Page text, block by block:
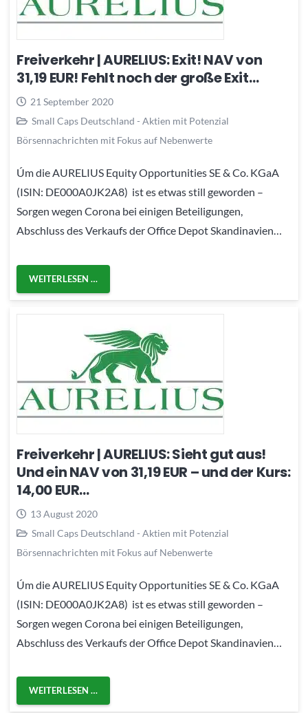
Freiverkehr | AURELIUS: Exit! NAV von
31,19 EUR! Fehlt noch der große Exit…
21 September 2020
Small Caps Deutschland - Aktien mit Potenzial
Börsennachrichten mit Fokus auf Nebenwerte
Úm die AURELIUS Equity Opportunities SE & Co. KGaA
(ISIN: DE000A0JK2A8) ist es etwas still geworden –
Sorgen wegen Corona bei einigen Beteiligungen,
Abschluss des Verkaufs der Office Depot Skandinavien…
WEITERLESEN …
Freiverkehr | AURELIUS: Sieht gut aus!
Und ein NAV von 31,19 EUR – und der Kurs:
14,00 EUR…
13 August 2020
Small Caps Deutschland - Aktien mit Potenzial
Börsennachrichten mit Fokus auf Nebenwerte
Úm die AURELIUS Equity Opportunities SE & Co. KGaA
(ISIN: DE000A0JK2A8) ist es etwas still geworden –
Sorgen wegen Corona bei einigen Beteiligungen,
Abschluss des Verkaufs der Office Depot Skandinavien…
WEITERLESEN …